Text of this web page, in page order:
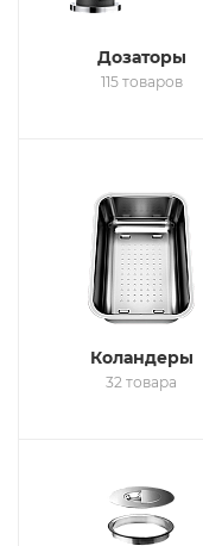
Дозаторы
115 товаров
Коландеры
32 товара